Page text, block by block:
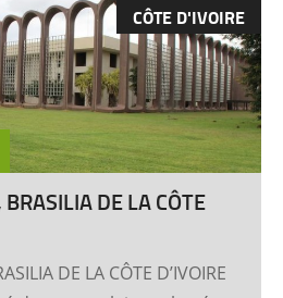
CÔTE D'IVOIRE
DE LA CÔTE
DE LA CÔTE D’IVOIRE